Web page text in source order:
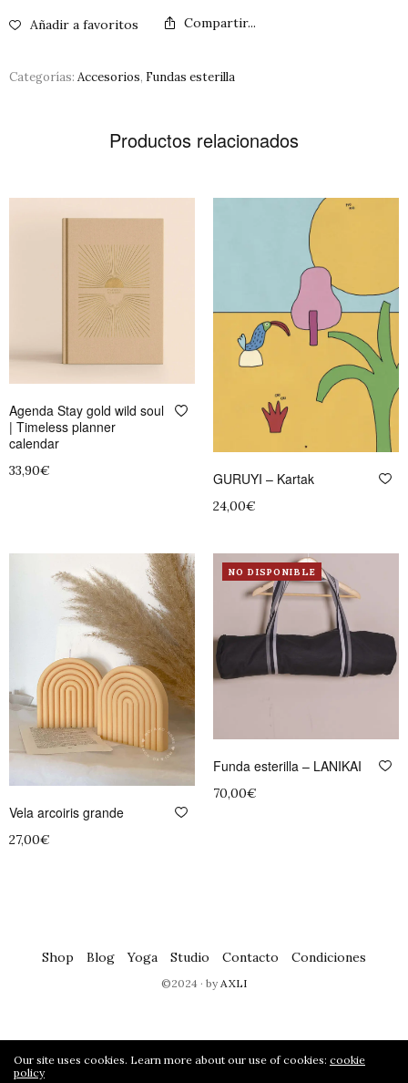
Añadir a favoritos Compartir...
Categorías: Accesorios, Fundas esterilla
Productos relacionados
Agenda Stay gold wild soul
| Timeless planner
calendar
33,90€
GURUYI – Kartak
24,00€
Vela arcoiris grande
27,00€
NO DISPONIBLE
Funda esterilla – LANIKAI
70,00€
Shop Blog Yoga Studio Contacto Condiciones
©2024 · by AXLI
Our site uses cookies. Learn more about our use of cookies: cookie
policy